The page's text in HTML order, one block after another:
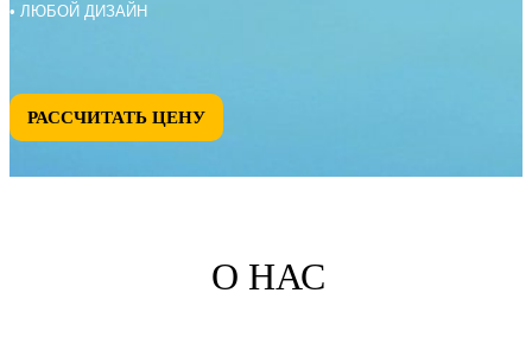
• ЛЮБОЙ ДИЗАЙН
РАССЧИТАТЬ ЦЕНУ
О НАС